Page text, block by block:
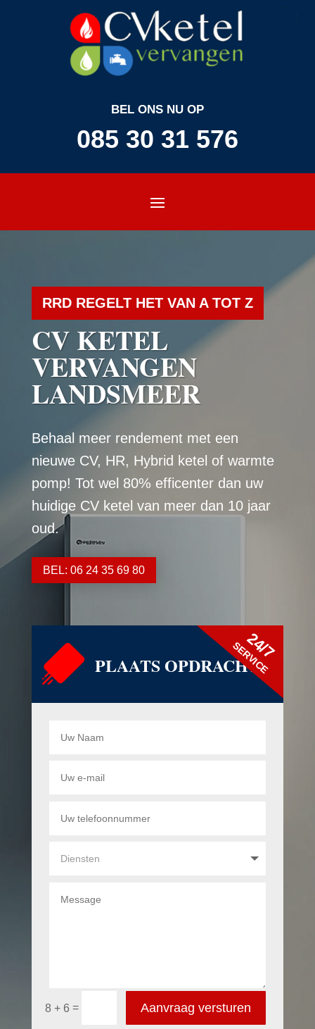
BEL ONS NU OP
085 30 31 576
RRD REGELT HET VAN A TOT Z
CV KETEL
VERVANGEN
LANDSMEER
Behaal meer rendement met een
nieuwe CV, HR, Hybrid ketel of warmte
pomp! Tot wel 80% efficenter dan uw
huidige CV ketel van meer dan 10 jaar
oud.
BEL: 06 24 35 69 80
PLAATS OPDRACHT
24/7
SERVICE
8 + 6 = Aanvraag versturen